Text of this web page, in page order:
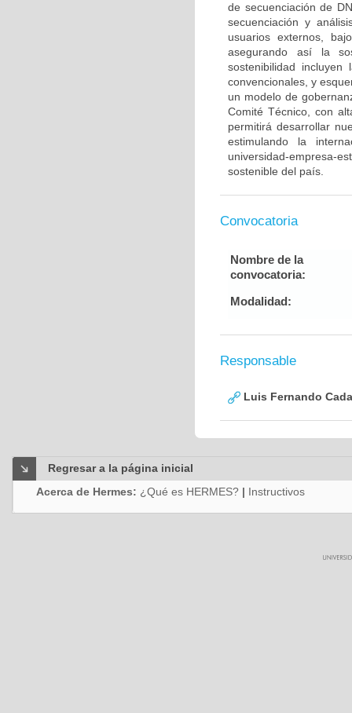
de secuenciación de
secuenciación y
usuarios externos,
asegurando así la
sostenibilidad
convencionales, y
un modelo de
Comité Técnico, con
permitirá desarrollar
estimulando la
universidad-empresa-
sostenible del país.
Convocatoria
Nombre de la
convocatoria:
Modalidad:
Responsable
Luis Fernando
Regresar a la página inicial
Acerca de Hermes: ¿Qué es HERMES? | Instructivos